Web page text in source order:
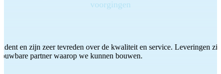
voorgingen
en zijn zeer tevreden over de kwaliteit en service. Leveringen
partner waarop we kunnen bouwen.